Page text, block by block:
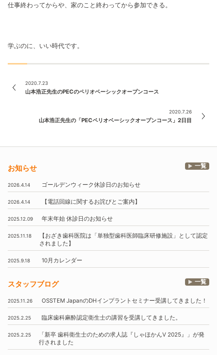
仕事終わってからや、家のこと終わってから参加できる。
学ぶのに、いい時代です。
2020.7.23
山本浩正先生のPECのペリオベーシックオープンコース
2020.7.26
山本浩正先生の「PECペリオベーシックオープンコース」2日目
お知らせ 一覧
2026.4.14 ゴールデンウィーク休診日のお知らせ
2026.4.14 【電話回線に関するお詫びとご案内】
2025.12.09 年末年始 休診日のお知らせ
2025.11.18 【おざき歯科医院は 「単独型歯科医師臨床研修施設」
として認定
されました】
2025.9.18 10月 カレンダー
スタッフブログ 一覧
2025.11.26 OSSTEM JapanのDHインプラントセミナー受講してきました！
2025.2.25 臨床歯科麻酔認定衛生士の講習を受講してきました。
2025.2.25 「新卒 歯科衛生士のための求人誌『しゃほかんV 2025』」 が発
行されました